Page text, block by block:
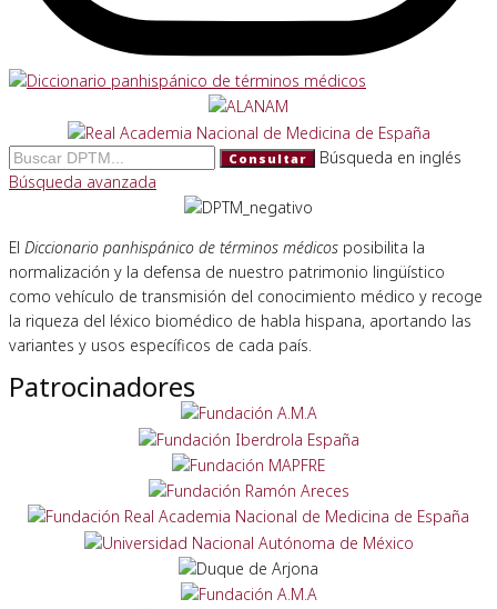
Consultar
Búsqueda en inglés
Búsqueda avanzada
El Diccionario panhispánico de términos médicos posibilita la
normalización y la defensa de nuestro patrimonio lingüístico
como vehículo de transmisión del conocimiento médico y recoge
la riqueza del léxico biomédico de habla hispana, aportando las
variantes y usos específicos de cada país.
Patrocinadores